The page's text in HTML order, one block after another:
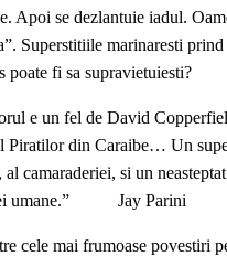
Apoi se dezlantuie iadul.
Superstitiile marinaresti
poate fi sa supravietuiesti?
e un fel de David
Piratilor din Caraibe… Un
al camaraderiei, si un
umane.” Jay Parini
cele mai frumoase povestiri